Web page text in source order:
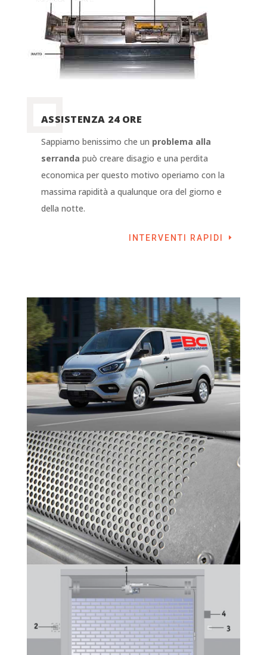
ASSISTENZA 24 ORE
Sappiamo benissimo che un problema alla
serranda può creare disagio e una perdita
economica per questo motivo operiamo con la
massima rapidità a qualunque ora del giorno e
della notte.
INTERVENTI RAPIDI